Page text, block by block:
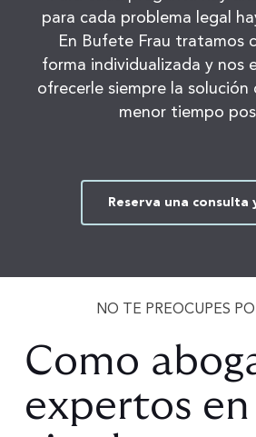
para cada problema legal
En Bufete Frau tratamos
forma individualizada y nos
ofrecerle siempre la solución
menor tiempo
Reserva una consulta
NO TE PREOCUPES
Como
expertos en